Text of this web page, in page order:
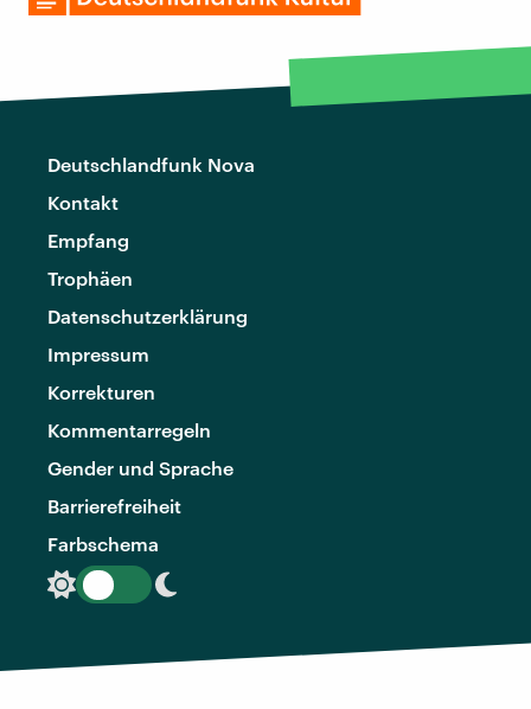
Deutschlandfunk Nova
Kontakt
Empfang
Trophäen
Datenschutzerklärung
Impressum
Korrekturen
Kommentarregeln
Gender und Sprache
Barrierefreiheit
Farbschema